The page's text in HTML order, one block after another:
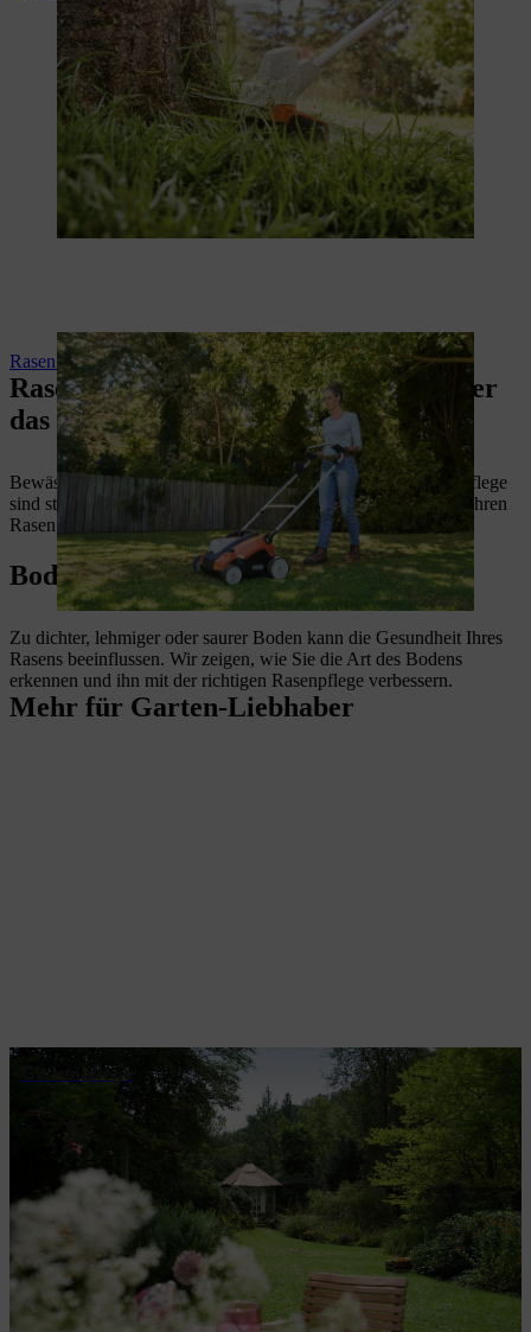
Rasen lüften
Rasenkalender: Die richtige Pflege über
das ganze Jahr
Bewässerung, Düngung und andere Massnahmen der Rasenpflege
sind stark abhängig von der Jahreszeit. Wir begleiten Sie und Ihren
Rasen durch das ganze Kalenderjahr.
Boden verbessern
Zu dichter, lehmiger oder saurer Boden kann die Gesundheit Ihres
Rasens beeinflussen. Wir zeigen, wie Sie die Art des Bodens
erkennen und ihn mit der richtigen Rasenpflege verbessern.
Mehr für Garten-Liebhaber
Gartenpflege